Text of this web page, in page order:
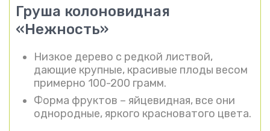
Груша колоновидная
«Нежность»
Низкое дерево с редкой листвой,
дающие крупные, красивые плоды весом
примерно 100-200 грамм.
Форма фруктов – яйцевидная, все они
однородные, яркого красноватого цвета.